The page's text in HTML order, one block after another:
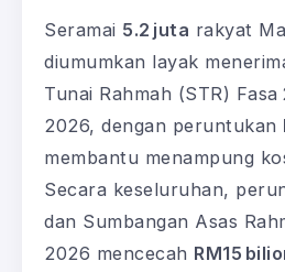
Seramai 5.2 juta rakyat
diumumkan layak
Tunai Rahmah (STR)
2026, dengan peruntukan
membantu menampung
Secara keseluruhan,
dan Sumbangan Asas
2026 mencecah RM15